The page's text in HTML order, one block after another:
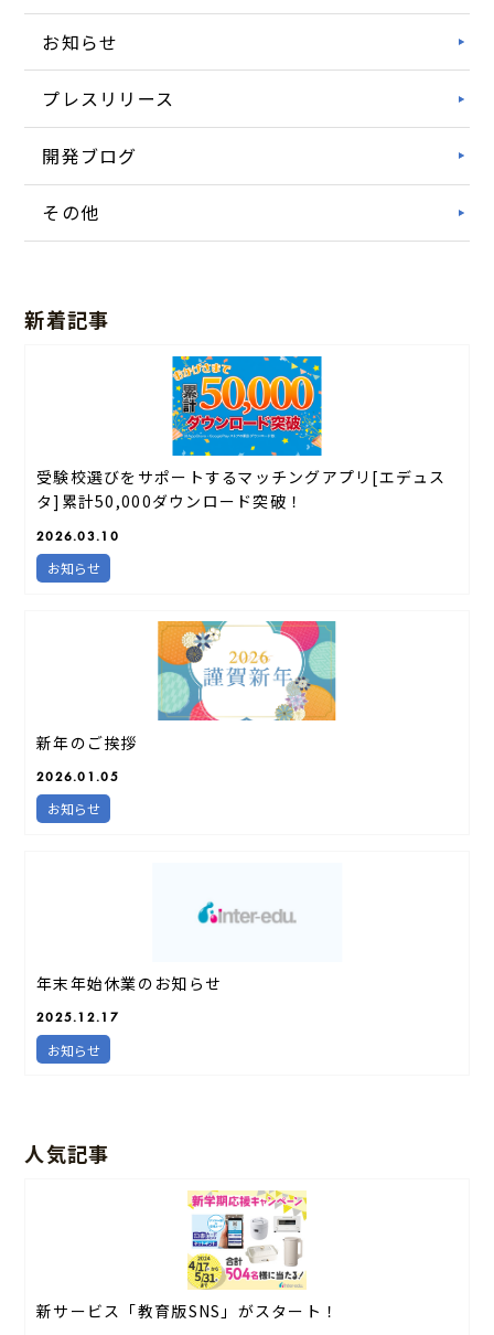
お知らせ
プレスリリース
開発ブログ
その他
新着記事
受験校選びをサポートするマッチングアプリ[エデュス
タ]累計50,000ダウンロード突破！
2026.03.10
お知らせ
新年のご挨拶
2026.01.05
お知らせ
年末年始休業のお知らせ
2025.12.17
お知らせ
人気記事
新サービス「教育版SNS」がスタート！